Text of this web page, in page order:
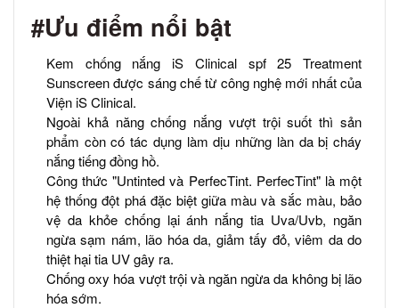
#Ưu điểm nổi bật
Kem chống nắng iS Clinical spf 25 Treatment
Sunscreen được sáng chế từ công nghệ mới nhất của
Viện iS Clinical.
Ngoài khả năng chống nắng vượt trội suốt thì sản
phẩm còn có tác dụng làm dịu những làn da bị cháy
nắng tiếng đồng hồ.
Công thức "Untinted và PerfecTint. PerfecTint" là một
hệ thống đột phá đặc biệt giữa màu và sắc màu, bảo
vệ da khỏe chống lại ánh nắng tia Uva/Uvb, ngăn
ngừa sạm nám, lão hóa da, giảm tấy đỏ, viêm da do
thiệt hại tia UV gây ra.
Chống oxy hóa vượt trội và ngăn ngừa da không bị lão
hóa sớm.